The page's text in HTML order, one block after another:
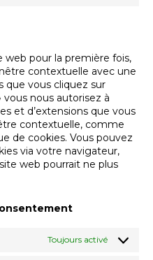
web pour la première fois,
contextuelle avec une
que vous cliquez sur
vous nous autorisez à
et d’extensions que vous
contextuelle, comme
de cookies. Vous pouvez
via votre navigateur,
web pourrait ne plus
Toujours activé